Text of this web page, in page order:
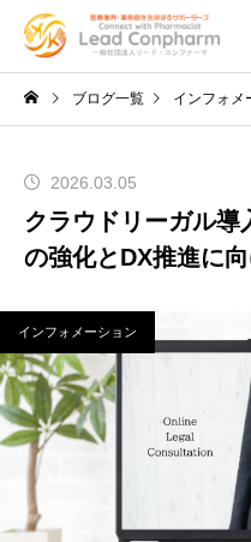
ブログ一覧 インフォメ
2026.03.05
クラウドリーガル導
の強化とDX推進に
インフォメーション